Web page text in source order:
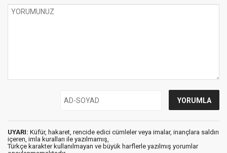
UYARI: Küfür, hakaret, rencide edici cümleler veya imalar, inançlara saldırı
içeren, imla kuralları ile yazılmamış,
Türkçe karakter kullanılmayan ve büyük harflerle yazılmış yorumlar